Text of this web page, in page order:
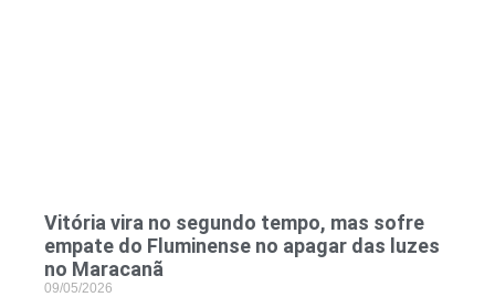
Vitória vira no segundo tempo, mas sofre
empate do Fluminense no apagar das luzes
no Maracanã
09/05/2026